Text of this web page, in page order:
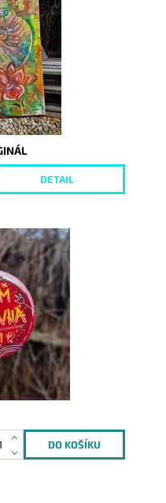
DETAIL